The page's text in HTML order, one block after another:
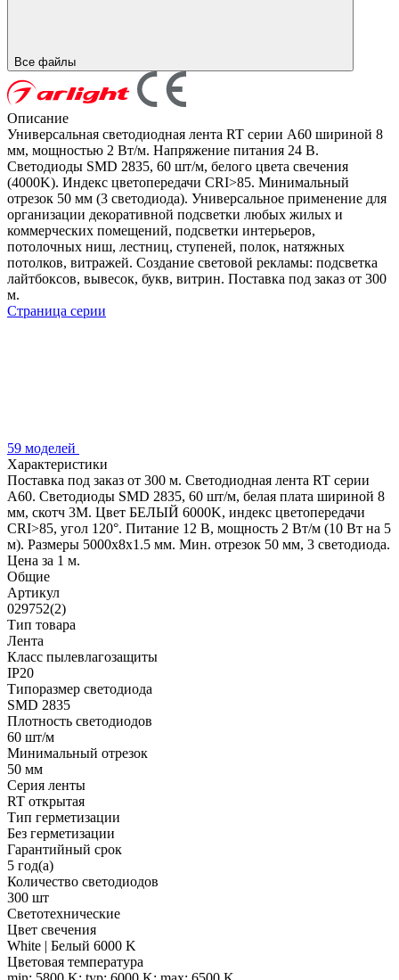
Все файлы
Описание
Универсальная светодиодная лента RT серии A60 шириной 8
мм, мощностью 2 Вт/м. Напряжение питания 24 В.
Светодиоды SMD 2835, 60 шт/м, белого цвета свечения
(4000K). Индекс цветопередачи CRI>85. Минимальный
отрезок 50 мм (3 светодиода). Универсальное применение для
организации декоративной подсветки любых жилых и
коммерческих помещений, подсветки интерьеров,
потолочных ниш, лестниц, ступеней, полок, натяжных
потолков, витражей. Создание световой рекламы: подсветка
лайтбоксов, вывесок, букв, витрин. Поставка под заказ от 300
м.
Страница серии
59 моделей
Характеристики
Поставка под заказ от 300 м. Светодиодная лента RT серии
A60. Светодиоды SMD 2835, 60 шт/м, белая плата шириной 8
мм, скотч 3M. Цвет БЕЛЫЙ 6000K, индекс цветопередачи
CRI>85, угол 120°. Питание 12 В, мощность 2 Вт/м (10 Вт на 5
м). Размеры 5000x8x1.5 мм. Мин. отрезок 50 мм, 3 светодиода.
Цена за 1 м.
Общие
Артикул
029752(2)
Тип товара
Лента
Класс пылевлагозащиты
IP20
Типоразмер светодиода
SMD 2835
Плотность светодиодов
60 шт/м
Минимальный отрезок
50 мм
Серия ленты
RT открытая
Тип герметизации
Без герметизации
Гарантийный срок
5 год(а)
Количество светодиодов
300 шт
Светотехнические
Цвет свечения
White | Белый 6000 K
Цветовая температура